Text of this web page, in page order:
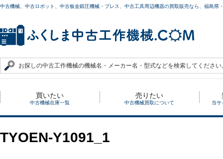
中古機械、中古ロボット、中古板金鍛圧機械・プレス、中古工具周辺機器の買取販売なら、福島
買いたい
中古機械在庫一覧
売りたい
中古機械買取について 当サ
TYOEN-Y1091_1